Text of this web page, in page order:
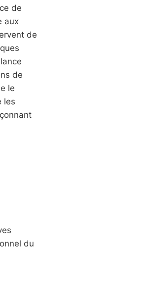
de
aux
de
de
le
les
du